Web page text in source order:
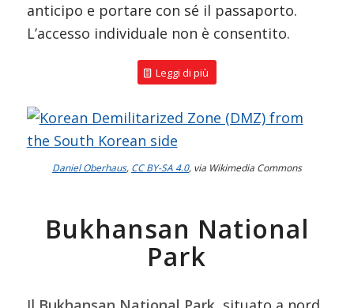
anticipo e portare con sé il passaporto.
L’accesso individuale non è consentito.
Leggi di più
Daniel Oberhaus, CC BY-SA 4.0, via Wikimedia Commons
Bukhansan National
Park